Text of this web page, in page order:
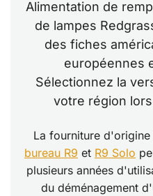
Alimentation de
de lampes
des fiches
européennes
Sélectionnez la
votre région
La fourniture
bureau R9 et R9 Solo
plusieurs années
du déménagement